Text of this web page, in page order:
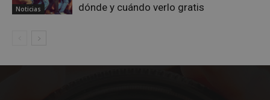
Noticias
dónde y cuándo verlo gratis